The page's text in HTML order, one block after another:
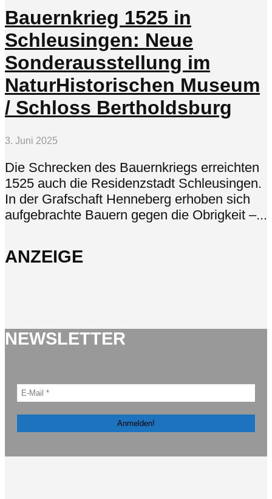
Bauernkrieg 1525 in
Schleusingen: Neue
Sonderausstellung im
NaturHistorischen Museum
/ Schloss Bertholdsburg
3. Juni 2025
Die Schrecken des Bauernkriegs erreichten
1525 auch die Residenzstadt Schleusingen.
In der Grafschaft Henneberg erhoben sich
aufgebrachte Bauern gegen die Obrigkeit –...
ANZEIGE
NEWSLETTER